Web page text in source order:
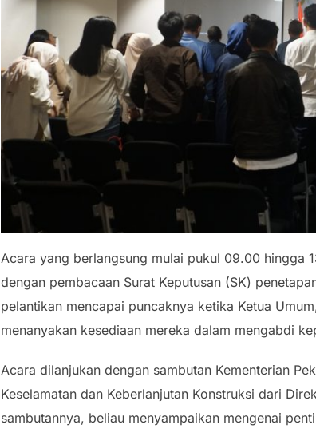
Acara yang berlangsung mulai pukul 09.00 hingga
dengan pembacaan Surat Keputusan (SK)
pelantikan mencapai puncaknya ketika Ketua
menanyakan kesediaan mereka dalam mengabdi
Acara dilanjukan dengan sambutan Kementerian
Keselamatan dan Keberlanjutan Konstruksi dari
sambutannya, beliau menyampaikan mengenai